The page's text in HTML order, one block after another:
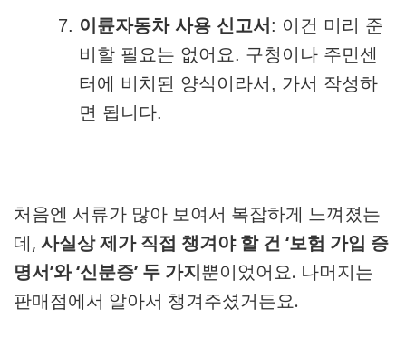
이륜자동차 사용 신고서 : 이건 미리 준
비할 필요는 없어요. 구청이나 주민센
터에 비치된 양식이라서, 가서 작성하
면 됩니다.
처음엔 서류가 많아 보여서 복잡하게 느껴졌는
데, 사실상 제가 직접 챙겨야 할 건 ‘보험 가입 증
명서’와 ‘신분증’ 두 가지뿐이었어요. 나머지는
판매점에서 알아서 챙겨주셨거든요.